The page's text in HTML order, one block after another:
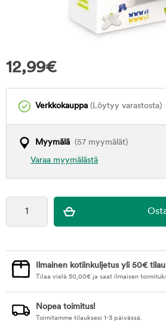
12,99€
Verkkokauppa (Löytyy varastosta)
Myymälä (57 myymälät)
Varaa myymälästä
Ilmainen kotiinkuljetus yli 50€
Tilaa vielä 50,00€ ja saat ilmaisen
Nopea toimitus!
Toimitamme tilauksesi 1-3 päivässä.